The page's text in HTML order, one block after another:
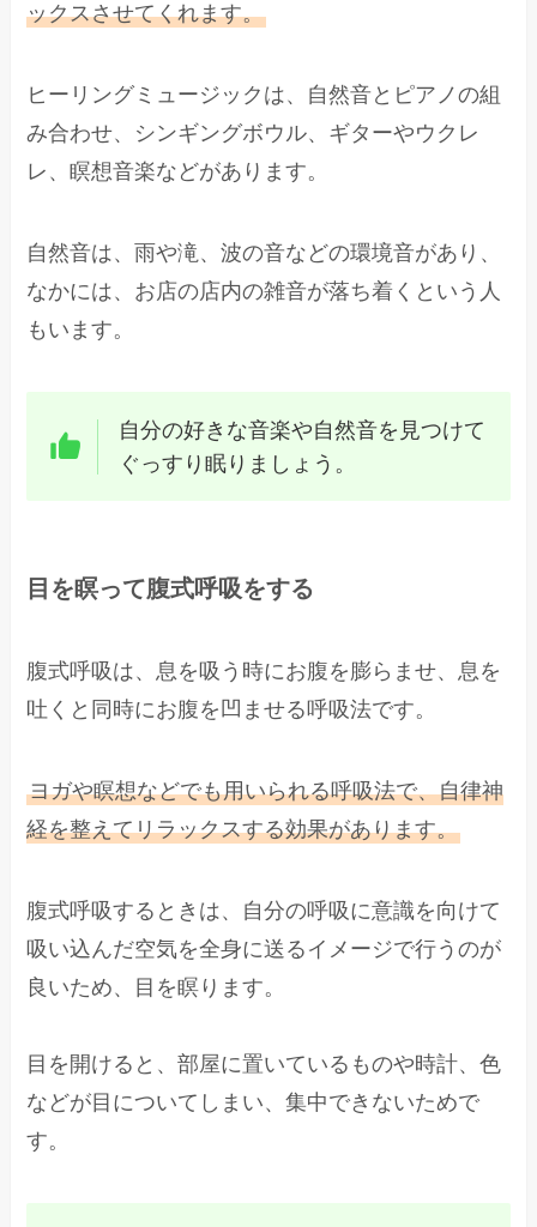
ックスさせてくれます。
ヒーリングミュージックは、自然音とピアノの組
み合わせ、シンギングボウル、ギターやウクレ
レ、瞑想音楽などがあります。
自然音は、雨や滝、波の音などの環境音があり、
なかには、お店の店内の雑音が落ち着くという人
もいます。
自分の好きな音楽や自然音を見つけて
ぐっすり眠りましょう。
目を瞑って腹式呼吸をする
腹式呼吸は、息を吸う時にお腹を膨らませ、息を
吐くと同時にお腹を凹ませる呼吸法です。
ヨガや瞑想などでも用いられる呼吸法で、自律神
経を整えてリラックスする効果があります。
腹式呼吸するときは、自分の呼吸に意識を向けて
吸い込んだ空気を全身に送るイメージで行うのが
良いため、目を瞑ります。
目を開けると、部屋に置いているものや時計、色
などが目についてしまい、集中できないためで
す。